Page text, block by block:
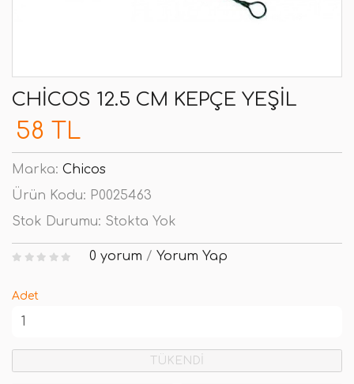
CHICOS 12.5 CM KEPÇE YEŞIL
58 TL
Marka: Chicos
Ürün Kodu: P0025463
Stok Durumu: Stokta Yok
0 yorum / Yorum Yap
Adet
TÜKENDİ